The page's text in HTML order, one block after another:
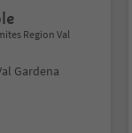
Region Val
Gardena